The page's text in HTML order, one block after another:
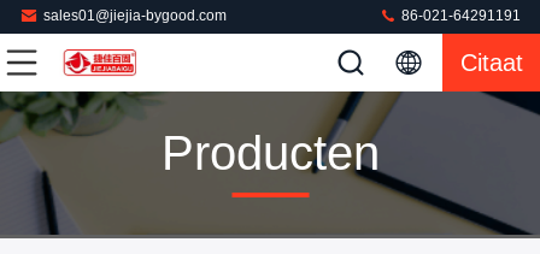
sales01@jiejia-bygood.com 86-021-64291191
Citaat
Producten